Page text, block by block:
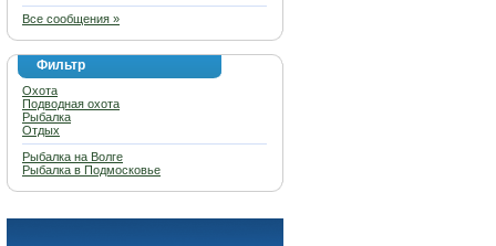
Все сообщения »
Фильтр
Охота
Подводная охота
Рыбалка
Отдых
Рыбалка на Волге
Рыбалка в Подмосковье